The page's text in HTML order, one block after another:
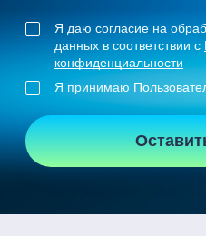
Я даю согласие на
данных в соответствии с
конфиденциальности
Я принимаю